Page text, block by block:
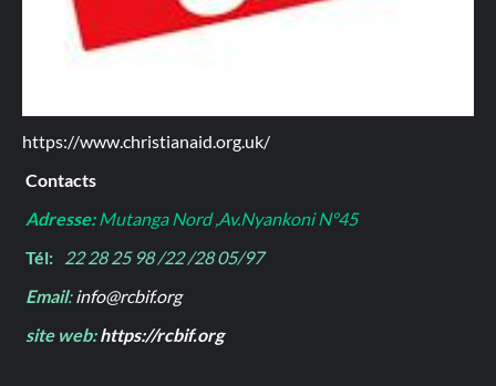
https://www.christianaid.org.uk/
Contacts
Adresse:Mutanga Nord ,Av.Nyankoni N°45
Tél:
22 28 25 98 /22 /28 05/97
Email: info@rcbif.org
site web:https://rcbif.org